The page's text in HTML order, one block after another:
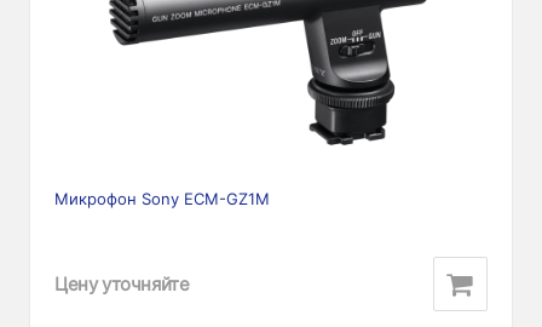
Микрофон Sony ECM-GZ1M
Цену уточняйте